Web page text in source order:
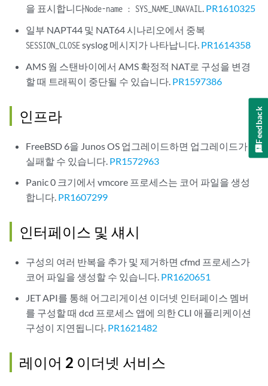
을 표시합니다Node-name : SYS_NAME_UNAVAIL . PR1610325
일부 NAPT44 및 NAT64 시나리오에서 중복
SESSION_CLOSEsyslog 메시지가 나타납니다. PR1614358
AMS 웜 스탠바이에서 AMS 확정적 NAT로 구성을 변경
할 때 트래픽이 중단될 수 있습니다. PR1597386
인프라
FreeBSD 6을 Junos OS 업그레이드하면 업그레이드가
실패할 수 있습니다. PR1572963
Panic 0 크기에서 vmcore 프로세스는 코어 파일을 생성
합니다. PR1607299
인터페이스 및 섀시
구성의 여러 반복을 추가 및 제거하면 cfmd 프로세스가
코어 파일을 생성할 수 있습니다. PR1620651
JET API를 통해 어그리게이션 이더넷 인터페이스 멤버
를 구성할 때 dcd 프로세스 앱에 의한 CLI 애플리케이션
구성이 지연됩니다. PR1621482
레이어 2 이더넷 서비스
Feedback